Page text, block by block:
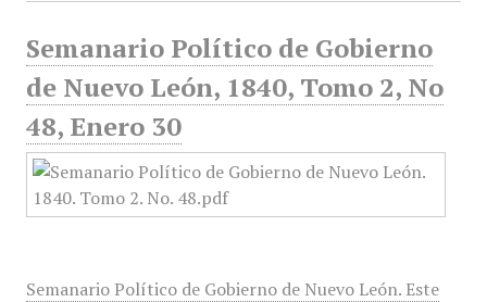
Semanario Político de Gobierno
de Nuevo León, 1840, Tomo 2, No
48, Enero 30
Semanario Político de Gobierno de Nuevo León. Este